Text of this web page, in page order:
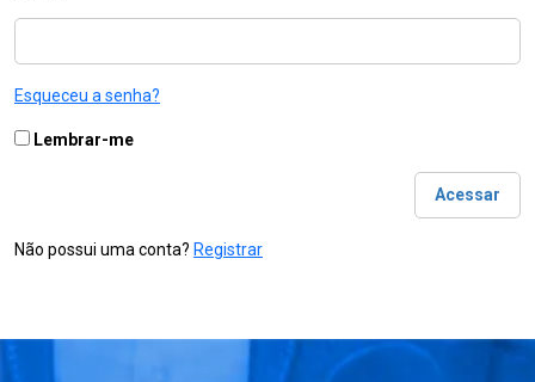
Esqueceu a senha?
Lembrar-me
Não possui uma conta? Registrar